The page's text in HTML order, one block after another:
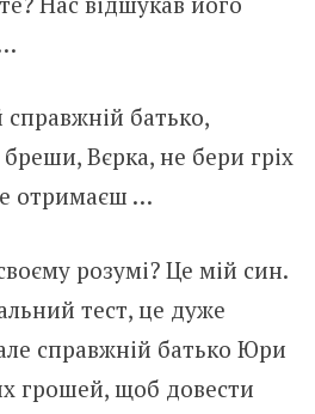
батько,
Вєрка, не бери гріх
отримаєш …
розумі? Це мій син.
тест, це дуже
справжній батько Юри
гpoшей, щоб довести